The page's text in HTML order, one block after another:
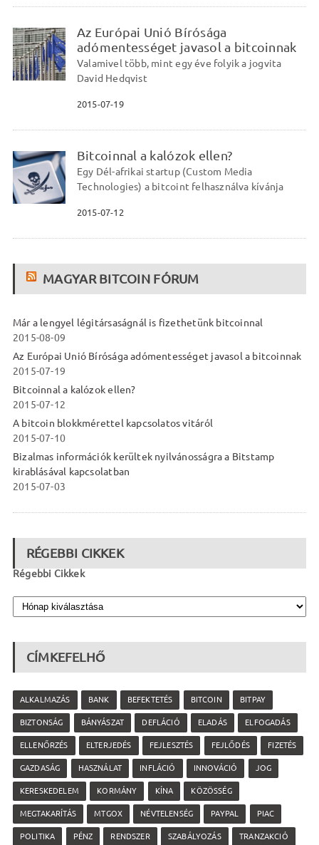
Az Európai Unió Bírósága
adómentességet javasol a bitcoinnak
Valamivel több, mint egy éve folyik a jogvita
David Hedqvist
2015-07-19
Bitcoinnal a kalózok ellen?
Egy Dél-afrikai startup (Custom Media
Technologies) a bitcoint felhasználva kívánja
2015-07-12
MAGYAR BITCOIN FÓRUM
Már a lengyel légitársaságnál is fizethetünk bitcoinnal
2015-08-09
Az Európai Unió Bírósága adómentességet javasol a bitcoinnak
2015-07-19
Bitcoinnal a kalózok ellen?
2015-07-12
A bitcoin blokkmérettel kapcsolatos vitáról
2015-07-10
Bizalmas információk kerültek nyilvánosságra a Bitstamp
kirablásával kapcsolatban
2015-07-03
RÉGEBBI CIKKEK
Régebbi Cikkek
CÍMKEFELHŐ
ALKALMAZÁS BANK BEFEKTETÉS BITCOIN BITPAY
BIZTONSÁG BÁNYÁSZAT DEFLÁCIÓ ELADÁS ELFOGADÁS
ELLENŐRZÉS ELTERJEDÉS FEJLESZTÉS FEJLŐDÉS FIZETÉS
GAZDASÁG HASZNÁLAT INFLÁCIÓ INNOVÁCIÓ JOG
KERESKEDELEM KORMÁNY KÍNA KÖZÖSSÉG
MEGTAKARÍTÁS MTGOX NÉVTELENSÉG PAYPAL PIAC
POLITIKA PÉNZ RENDSZER SZABÁLYOZÁS TRANZAKCIÓ